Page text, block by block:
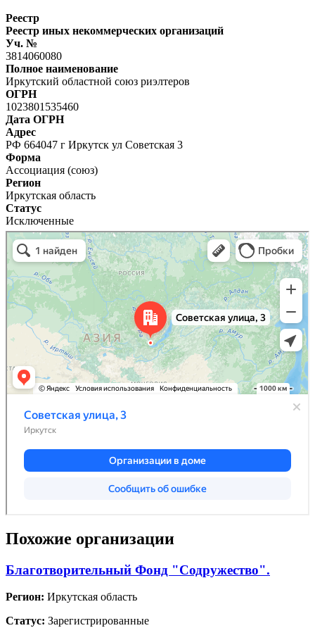
Реестр
Реестр иных некоммерческих организаций
Уч. №
3814060080
Полное наименование
Иркутский областной союз риэлтеров
ОГРН
1023801535460
Дата ОГРН
Адрес
РФ 664047 г Иркутск ул Советская 3
Форма
Ассоциация (союз)
Регион
Иркутская область
Статус
Исключенные
Похожие организации
Благотворительный Фонд "Содружество".
Регион: Иркутская область
Статус: Зарегистрированные